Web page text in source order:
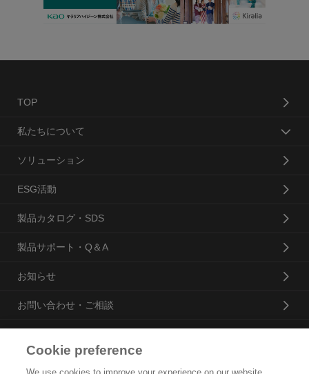
TOP
私たちについて
ソリューション
ESG活動
製品カタログ・SDS
製品サポート・Q＆A
お知らせ
お問い合わせ・ご相談
Cookie preference